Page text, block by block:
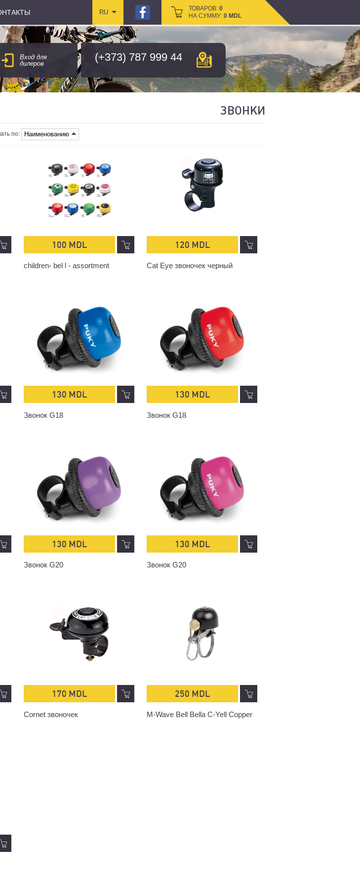
RU ТОВАРОВ: 0
НА СУММУ: 0 MDL
RU ТОВАРОВ: 0
НА СУММУ: 0 MDL
(+373) 787 999 44
Вход для
дилеров
ЗВОНКИ
по: Наименованию
100 MDL
children- bel l - assortment
120 MDL
Cat Eye звоночек черный
130 MDL
Звонок G18
130 MDL
Звонок G18
130 MDL
Звонок G20
130 MDL
Звонок G20
170 MDL
Cornet звоночек
250 MDL
M-Wave Bell Bella C-Yell Copper